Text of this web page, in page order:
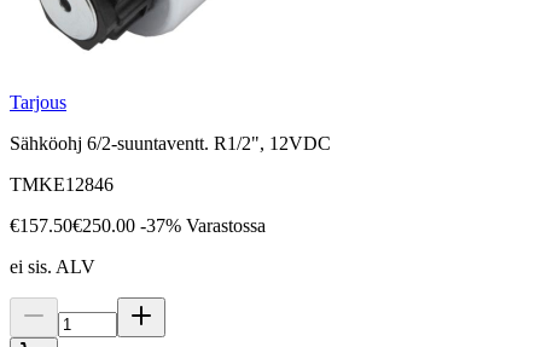
Tarjous
Sähköohj 6/2-suuntaventt. R1/2", 12VDC
TMKE12846
€157.50€250.00 -37% Varastossa
ei sis. ALV